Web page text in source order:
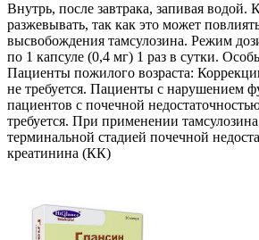
Внутрь, после завтрака, запивая водой.
разжевывать, так как это может
высвобождения тамсулозина. Режим
по 1 капсуле (0,4 мг) 1 раз в сутки.
Пациенты пожилого возраста:
не требуется. Пациенты с нарушением
пациентов с почечной
требуется. При применении
терминальной стадией почечной
креатинина (КК)